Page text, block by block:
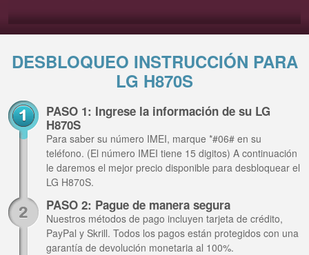
DESBLOQUEO INSTRUCCIÓN PARA
LG H870S
PASO 1: Ingrese la información de su LG
H870S
Para saber su número IMEI, marque *#06# en su
teléfono. (El número IMEI tiene 15 digitos) A continuación
le daremos el mejor precio disponible para desbloquear el
LG H870S.
PASO 2: Pague de manera segura
Nuestros métodos de pago incluyen tarjeta de crédito,
PayPal y Skrill. Todos los pagos están protegidos con una
garantía de devolución monetaria al 100%.